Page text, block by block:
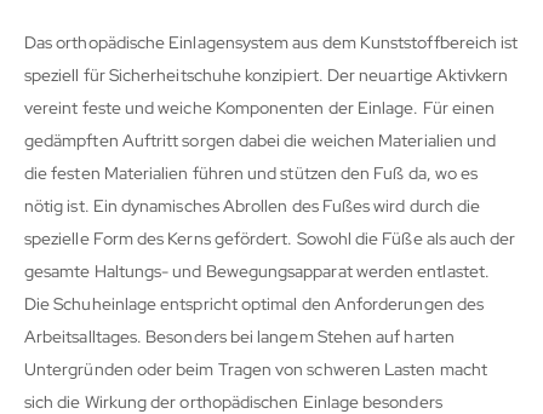
Das orthopädische Einlagensystem aus dem Kunststoffbereich ist
speziell für Sicherheitschuhe konzipiert. Der neuartige Aktivkern
vereint feste und weiche Komponenten der Einlage. Für einen
gedämpften Auftritt sorgen dabei die weichen Materialien und
die festen Materialien führen und stützen den Fuß da, wo es
nötig ist. Ein dynamisches Abrollen des Fußes wird durch die
spezielle Form des Kerns gefördert. Sowohl die Füße als auch der
gesamte Haltungs- und Bewegungsapparat werden entlastet.
Die Schuheinlage entspricht optimal den Anforderungen des
Arbeitsalltages. Besonders bei langem Stehen auf harten
Untergründen oder beim Tragen von schweren Lasten macht
sich die Wirkung der orthopädischen Einlage besonders